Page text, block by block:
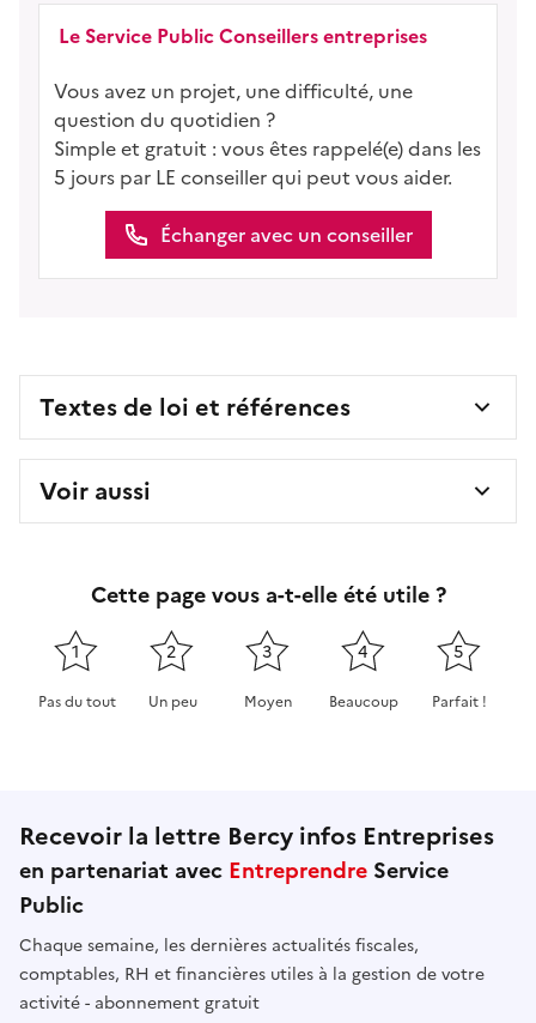
Le Service Public Conseillers entreprises
Vous avez un projet, une difficulté, une
question du quotidien ?
Simple et gratuit : vous êtes rappelé(e) dans les
5 jours par LE conseiller qui peut vous aider.
Échanger avec un conseiller
Textes de loi et références
Voir aussi
Cette page vous a-t-elle été utile ?
1
Pas du tout
2
Un peu
3
Moyen
4
Beaucoup
5
Parfait !
Recevoir la lettre Bercy infos Entreprises
en partenariat avec Entreprendre Service
Public
Chaque semaine, les dernières actualités fiscales,
comptables, RH et financières utiles à la gestion de votre
activité - abonnement gratuit